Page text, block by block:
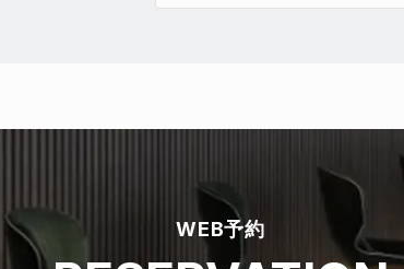
WEB予約